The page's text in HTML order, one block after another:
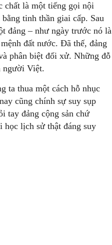
chất là một tiếng gọi nội
tinh thần giai cấp. Sau
đảng – như ngày trước nó là
đất nước. Đã thế, đảng
phân biệt đối xử. Những đỗ
người Việt.
ta thua một cách hỗ nhục
cũng chính sự suy sụp
tay đảng cộng sản chứ
học lịch sử thật đáng suy